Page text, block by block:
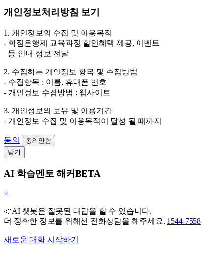
개인정보처리방침 보기
1. 개인정보의 수집 및 이용목적
- 학점은행제 교육과정 할인혜택 제공, 이벤트
등 안내 정보 전달
2. 수집하는 개인정보 항목 및 수집방법
- 수집항목 : 이름, 휴대폰 번호
- 개인정보 수집방법 : 웹사이트
3. 개인정보의 보유 및 이용기간
- 개인정보 수집 및 이용목적이 달성 될 때까지
동의
동의안함
닫기
AI 학습멘토 해커BETA
×
📣AI 챗봇은 잘못된 대답을 할 수 있습니다.
더 정확한 정보를 위해선 전화상담을 해주세요. 1544-7558
새로운 대화 시작하기